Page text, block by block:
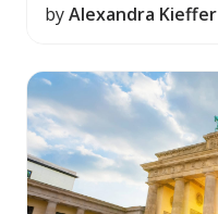
byAlexandra Kieffer